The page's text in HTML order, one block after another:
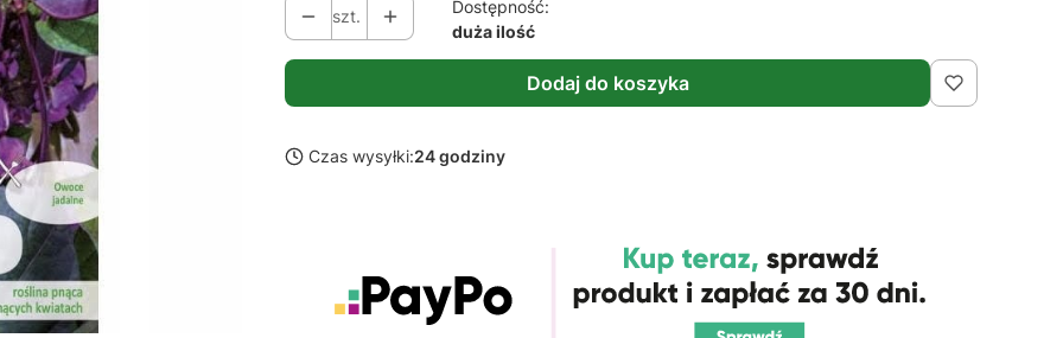
szt.
Dostępność:
duża ilość
Dodaj do koszyka
Czas wysyłki:24 godziny